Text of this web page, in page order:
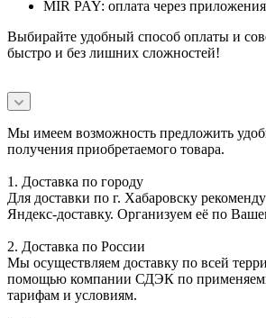
MIR PAY: оплата через
Выбирайте удобный способ оплаты и
быстро и без лишних сложностей!
Мы имеем возможность предложить
получения приобретаемого товара.
1. Доставка по городу
Для доставки по г. Хабаровску
Яндекс-доставку. Организуем её по
2. Доставка по России
Мы осуществляем доставку по всей
помощью компании СДЭК по
тарифам и условиям.